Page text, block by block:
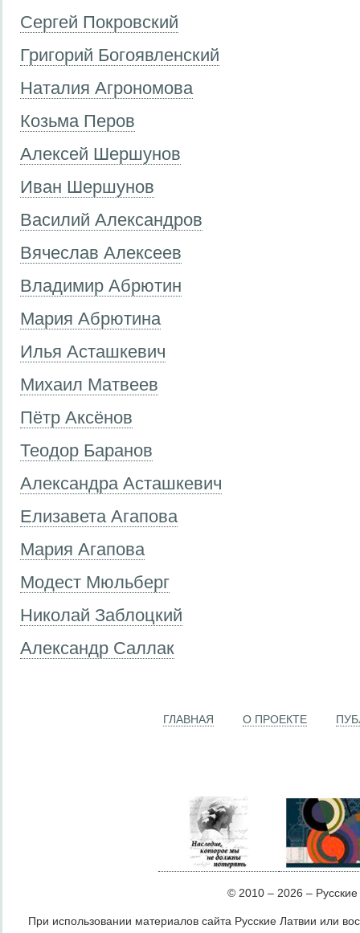
Сергей Покровский
Григорий Богоявленский
Наталия Агрономова
Козьма Перов
Алексей Шершунов
Иван Шершунов
Василий Александров
Вячеслав Алексеев
Владимир Абрютин
Мария Абрютина
Илья Асташкевич
Михаил Матвеев
Пётр Аксёнов
Теодор Баранов
Александра Асташкевич
Елизавета Агапова
Мария Агапова
Модест Мюльберг
Николай Заблоцкий
Александр Саллак
ГЛАВНАЯ О ПРОЕКТЕ
© 2010 – 2026 –
При использовании материалов сайта Русские Латвии или